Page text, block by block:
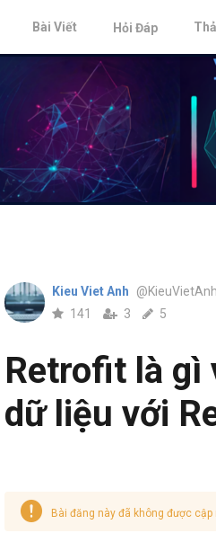
Bài Viết Hỏi Đáp
Kieu Viet Anh @KieuVietAnh
141 3 5
Retrofit là gì
dữ liệu với
Bài đăng này đã không được